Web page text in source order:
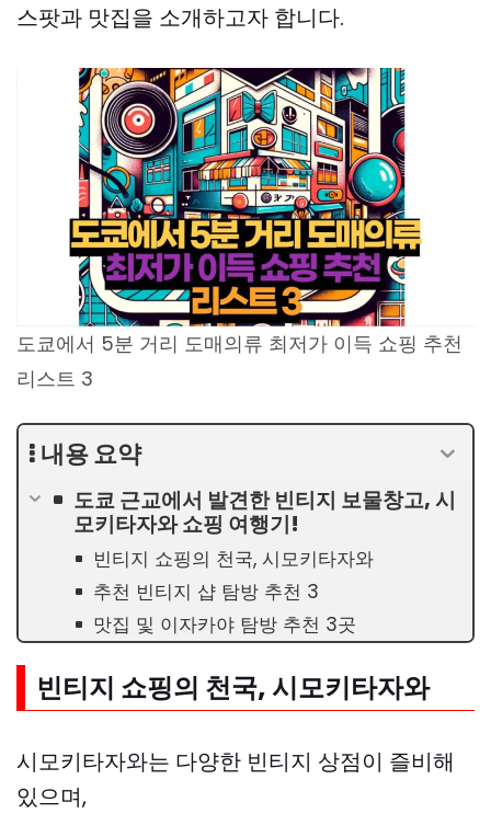
스팟과 맛집을 소개하고자 합니다.
도쿄에서 5분 거리 도매의류 최저가 이득 쇼핑 추천
리스트 3
내용 요약
도쿄 근교에서 발견한 빈티지 보물창고, 시
모키타자와 쇼핑 여행기!
빈티지 쇼핑의 천국, 시모키타자와
추천 빈티지 샵 탐방 추천 3
맛집 및 이자카야 탐방 추천 3곳
빈티지 쇼핑의 천국, 시모키타자와
시모키타자와는 다양한 빈티지 상점이 즐비해
있으며,